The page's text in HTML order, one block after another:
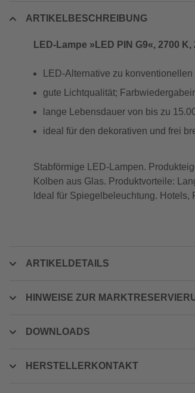
ARTIKELBESCHREIBUNG
LED-Lampe »LED PIN G9«, 2700
LED-Alternative zu
gute Lichtqualität;
lange Lebensdauer von bis zu
ideal für den dekorativen und frei
Stabförmige LED-Lampen.
Kolben aus Glas. Produktvorteile:
Ideal für Spiegelbeleuchtung.
ARTIKELDETAILS
HINWEISE ZUR
DOWNLOADS
HERSTELLERKONTAKT